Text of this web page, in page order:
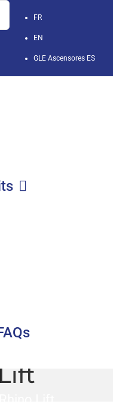
FR
EN
GLE Ascensores ES